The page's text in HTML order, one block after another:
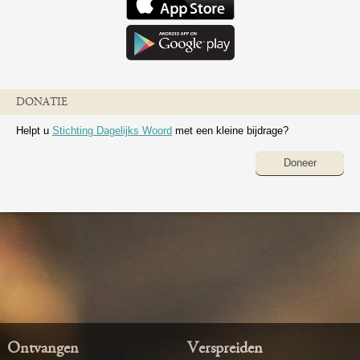
DONATIE
Helpt u Stichting Dagelijks Woord met een kleine bijdrage?
Doneer
Ontvangen Verspreiden